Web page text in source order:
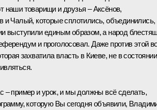
наши товарищи и друзья – Аксёнов,
и Чалый, которые сплотились, объединились,
выступили единым образом, а народ
и проголосовал. Даже против этой
захватила власть в Киеве, не в состоянии
– пример и урок, и мы должны всё сделать,
которую Вы сегодня объявили,